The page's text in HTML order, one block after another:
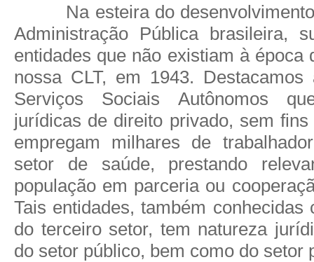
Na esteira do
Administração Pública brasileira,
entidades que não existiam à época
nossa CLT, em 1943.
Serviços Sociais Autônomos
jurídicas de direito privado, sem
empregam milhares de
setor de saúde, prestando
população em parceria ou
Tais entidades, também conhecidas
do terceiro setor, tem natureza
do setor público, bem como do setor